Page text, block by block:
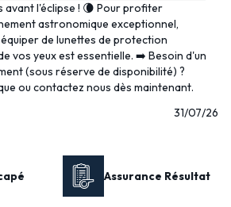
avant l'éclipse ! 🌘 Pour profiter
astronomique exceptionnel,
de lunettes de protection
vos yeux est essentielle. ➡️ Besoin d'un
(sous réserve de disponibilité) ?
ou contactez nous dès maintenant.
31/07/26
Assurance Résultat